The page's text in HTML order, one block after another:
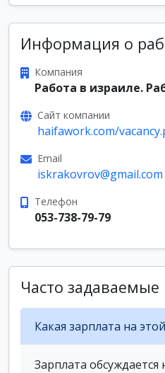
Информация о
Компания
Работа в израиле.
Сайт компании
haifawork.com/
Email
iskrakovrov@gmail.com
Телефон
053-738-79-79
Часто
Какая зарплата на
Зарплата обсуждается